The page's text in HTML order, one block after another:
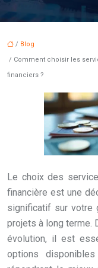
/ Blog
/ Comment choisir les
financiers ?
Le choix des
financière est une
significatif sur votre
projets à long terme.
évolution, il est
options